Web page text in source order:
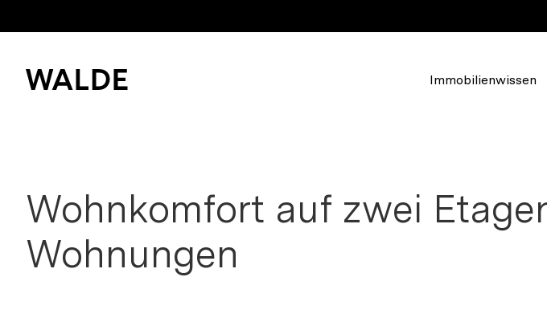
Immobilienwissen
Kaufen und mieten
Verkaufen
Erfolgsgeschichten
Unser Team
Bitte anmelden, um
Merkliste zu erstellen.
Wohnkomfort auf zwei
Wohnungen